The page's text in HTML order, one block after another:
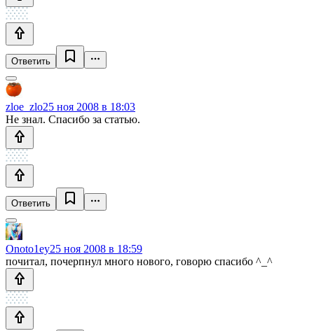
Ответить
zloe_zlo25 ноя 2008 в 18:03
Не знал. Спасибо за статью.
Ответить
Onoto1ey25 ноя 2008 в 18:59
почитал, почерпнул много нового, говорю спасибо ^_^